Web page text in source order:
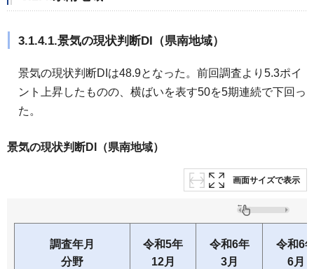
3.1.4.1.景気の現状判断DI（県南地域）
景気の現状判断DIは48.9となった。前回調査より5.3ポイ
ント上昇したものの、横ばいを表す50を5期連続で下回っ
た。
景気の現状判断DI（県南地域）
画面サイズで表示
調査年月
分野
令和5年
12月
令和6年
3月
令和6
6月